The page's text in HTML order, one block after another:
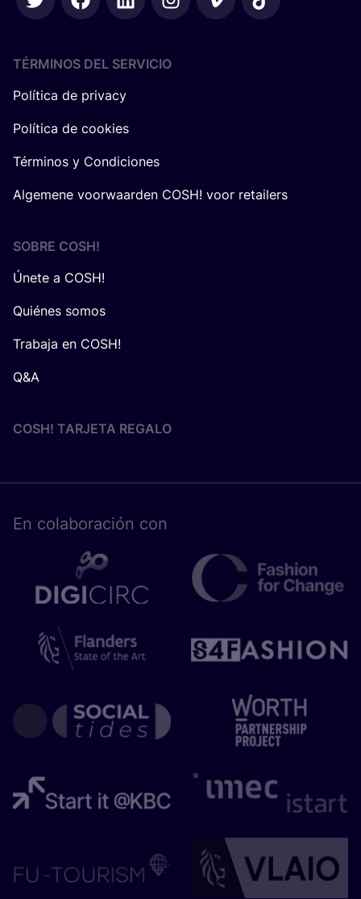
TÉRMINOS DEL SERVICIO
Política de privacy
Política de cookies
Términos y Condiciones
Algemene voorwaarden COSH! voor retailers
SOBRE COSH!
Únete a COSH!
Quiénes somos
Trabaja en COSH!
Q&A
COSH! TARJETA REGALO
En cola­bo­ra­ción con